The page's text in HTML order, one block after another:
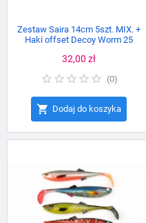
Zestaw Saira 14cm 5szt. MIX. +
Haki offset Decoy Worm 25
Cena
32,00 zł
(0)
 Dodaj do koszyka